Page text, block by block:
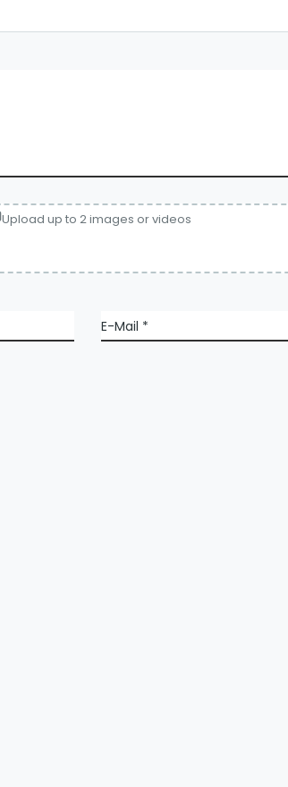
Upload up to 2 images or videos
E-Mail *